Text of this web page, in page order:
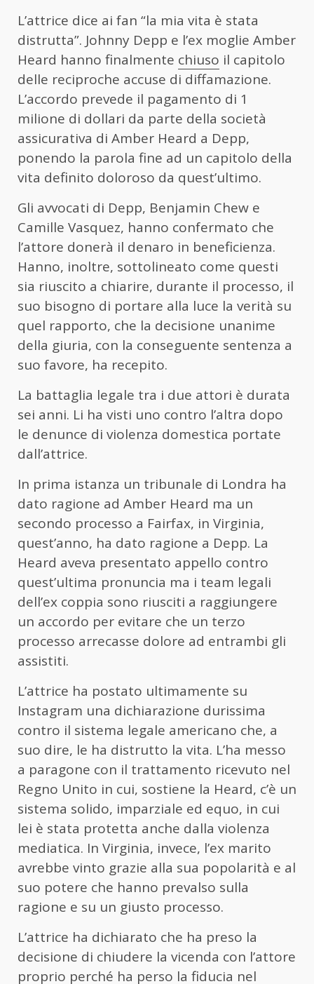
L’attrice dice ai fan “la mia vita è stata
distrutta”. Johnny Depp e l’ex moglie Amber
Heard hanno finalmente chiuso il capitolo
delle reciproche accuse di diffamazione.
L’accordo prevede il pagamento di 1
milione di dollari da parte della società
assicurativa di Amber Heard a Depp,
ponendo la parola fine ad un capitolo della
vita definito doloroso da quest’ultimo.
Gli avvocati di Depp, Benjamin Chew e
Camille Vasquez, hanno confermato che
l’attore donerà il denaro in beneficienza.
Hanno, inoltre, sottolineato come questi
sia riuscito a chiarire, durante il processo, il
suo bisogno di portare alla luce la verità su
quel rapporto, che la decisione unanime
della giuria, con la conseguente sentenza a
suo favore, ha recepito.
La battaglia legale tra i due attori è durata
sei anni. Li ha visti uno contro l’altra dopo
le denunce di violenza domestica portate
dall’attrice.
In prima istanza un tribunale di Londra ha
dato ragione ad Amber Heard ma un
secondo processo a Fairfax, in Virginia,
quest’anno, ha dato ragione a Depp. La
Heard aveva presentato appello contro
quest’ultima pronuncia ma i team legali
dell’ex coppia sono riusciti a raggiungere
un accordo per evitare che un terzo
processo arrecasse dolore ad entrambi gli
assistiti.
L’attrice ha postato ultimamente su
Instagram una dichiarazione durissima
contro il sistema legale americano che, a
suo dire, le ha distrutto la vita. L’ha messo
a paragone con il trattamento ricevuto nel
Regno Unito in cui, sostiene la Heard, c’è un
sistema solido, imparziale ed equo, in cui
lei è stata protetta anche dalla violenza
mediatica. In Virginia, invece, l’ex marito
avrebbe vinto grazie alla sua popolarità e al
suo potere che hanno prevalso sulla
ragione e su un giusto processo.
L’attrice ha dichiarato che ha preso la
decisione di chiudere la vicenda con l’attore
proprio perché ha perso la fiducia nel